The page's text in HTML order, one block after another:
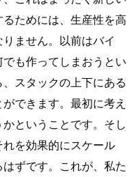
ためには、生産性を高
ません。以前はバイ
も作ってしまおうとい
スタックの上下にある
できます。最初に考え
ということです。そし
を効果的にスケール
ずです。これが、私た